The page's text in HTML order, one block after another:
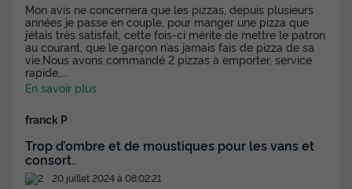
Mon avis ne concernera que les pizzas, depuis plusieurs
années je passe en couple, pour manger une pizza que
j’étais très satisfait, cette fois-ci mérite de mettre le patron
au courant, que le garçon n’as jamais fais de pizza de sa
vie.Nous avons commandé 2 pizzas à emporter, service
rapide,
En savoir plus
franck P
Trop d’ombre et de moustiques pour les vans et
consort..
20 juillet 2024 à 08:02:21